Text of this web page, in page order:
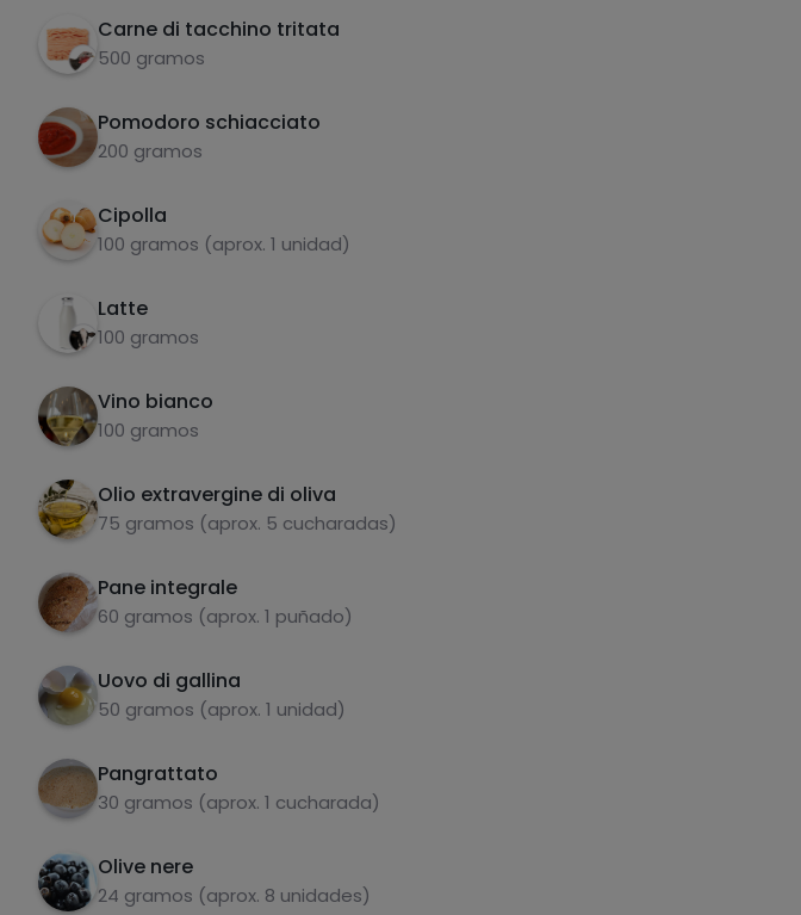
Carne di tacchino tritata
500 gramos
Pomodoro schiacciato
200 gramos
Cipolla
100 gramos (aprox. 1 unidad)
Latte
100 gramos
Vino bianco
100 gramos
Olio extravergine di oliva
75 gramos (aprox. 5 cucharadas)
Pane integrale
60 gramos (aprox. 1 puñado)
Uovo di gallina
50 gramos (aprox. 1 unidad)
Pangrattato
30 gramos (aprox. 1 cucharada)
Olive nere
24 gramos (aprox. 8 unidades)